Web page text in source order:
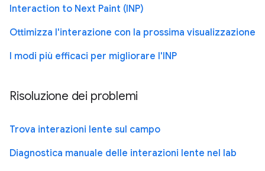
Interaction to Next Paint (INP)
Ottimizza l'interazione con la prossima visualizzazione
I modi più efficaci per migliorare l'INP
Risoluzione dei problemi
Trova interazioni lente sul campo
Diagnostica manuale delle interazioni lente nel lab